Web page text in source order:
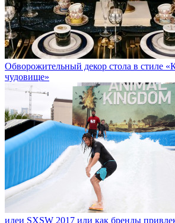
Обворожительный декор стола в стиле
чудовище»
идеи SXSW 2017 или как бренды